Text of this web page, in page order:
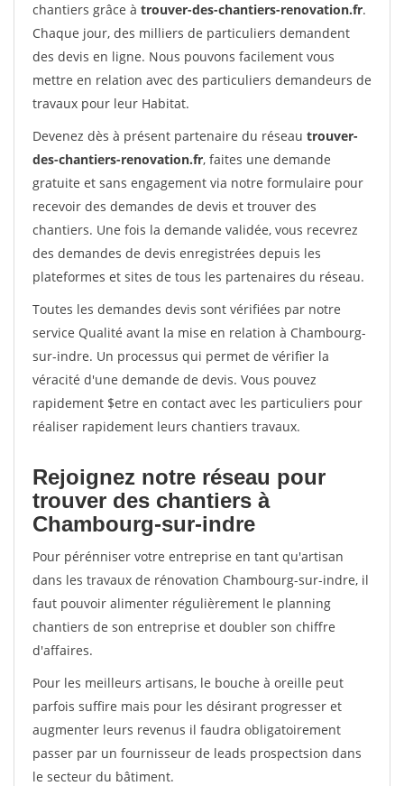
chantiers grâce à trouver-des-chantiers-renovation.fr.
Chaque jour, des milliers de particuliers demandent
des devis en ligne. Nous pouvons facilement vous
mettre en relation avec des particuliers demandeurs de
travaux pour leur Habitat.
Devenez dès à présent partenaire du réseau trouver-
des-chantiers-renovation.fr, faites une demande
gratuite et sans engagement via notre formulaire pour
recevoir des demandes de devis et trouver des
chantiers. Une fois la demande validée, vous recevrez
des demandes de devis enregistrées depuis les
plateformes et sites de tous les partenaires du réseau.
Toutes les demandes devis sont vérifiées par notre
service Qualité avant la mise en relation à Chambourg-
sur-indre. Un processus qui permet de vérifier la
véracité d'une demande de devis. Vous pouvez
rapidement $etre en contact avec les particuliers pour
réaliser rapidement leurs chantiers travaux.
Rejoignez notre réseau pour
trouver des chantiers à
Chambourg-sur-indre
Pour pérénniser votre entreprise en tant qu'artisan
dans les travaux de rénovation Chambourg-sur-indre, il
faut pouvoir alimenter régulièrement le planning
chantiers de son entreprise et doubler son chiffre
d'affaires.
Pour les meilleurs artisans, le bouche à oreille peut
parfois suffire mais pour les désirant progresser et
augmenter leurs revenus il faudra obligatoirement
passer par un fournisseur de leads prospectsion dans
le secteur du bâtiment.